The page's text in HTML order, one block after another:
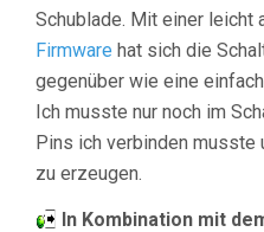
Schublade. Mit einer leicht
Firmware hat sich die
gegenüber wie eine
Ich musste nur noch im
Pins ich verbinden musste
zu erzeugen.
In Kombination mit